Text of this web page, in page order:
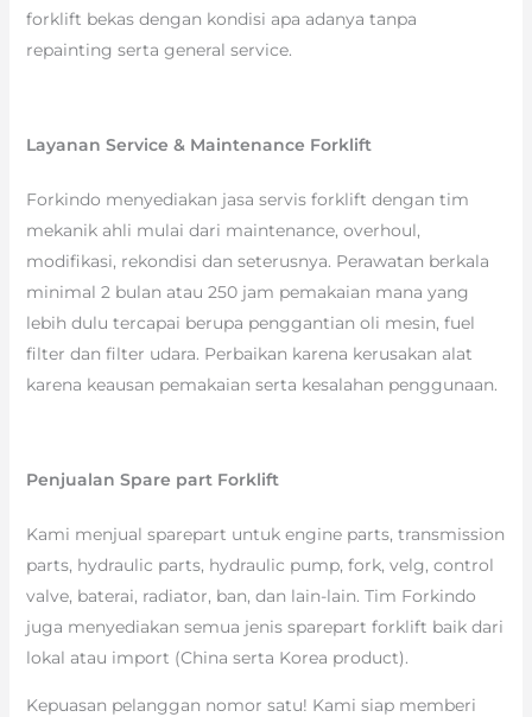
forklift bekas dengan kondisi apa adanya tanpa
repainting serta general service.
Layanan Service & Maintenance Forklift
Forkindo menyediakan jasa servis forklift dengan tim
mekanik ahli mulai dari maintenance, overhoul,
modifikasi, rekondisi dan seterusnya. Perawatan berkala
minimal 2 bulan atau 250 jam pemakaian mana yang
lebih dulu tercapai berupa penggantian oli mesin, fuel
filter dan filter udara. Perbaikan karena kerusakan alat
karena keausan pemakaian serta kesalahan penggunaan.
Penjualan Spare part Forklift
Kami menjual sparepart untuk engine parts, transmission
parts, hydraulic parts, hydraulic pump, fork, velg, control
valve, baterai, radiator, ban, dan lain-lain. Tim Forkindo
juga menyediakan semua jenis sparepart forklift baik dari
lokal atau import (China serta Korea product).
Kepuasan pelanggan nomor satu! Kami siap memberi